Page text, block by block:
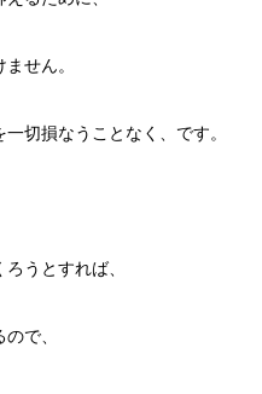
せん。
切損なうことなく、です。
うとすれば、
で、